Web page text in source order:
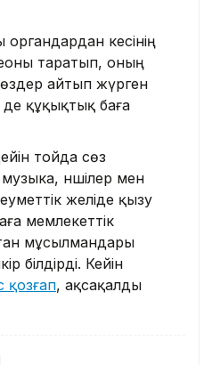
әкесінің
таратып, оның
айтып жүрген
де құқықтық баға
тойда сөз
әншілер мен
желіде қызу
мемлекеттік
мұсылмандары
білдірді. Кейін
қозғап, ақсақалды